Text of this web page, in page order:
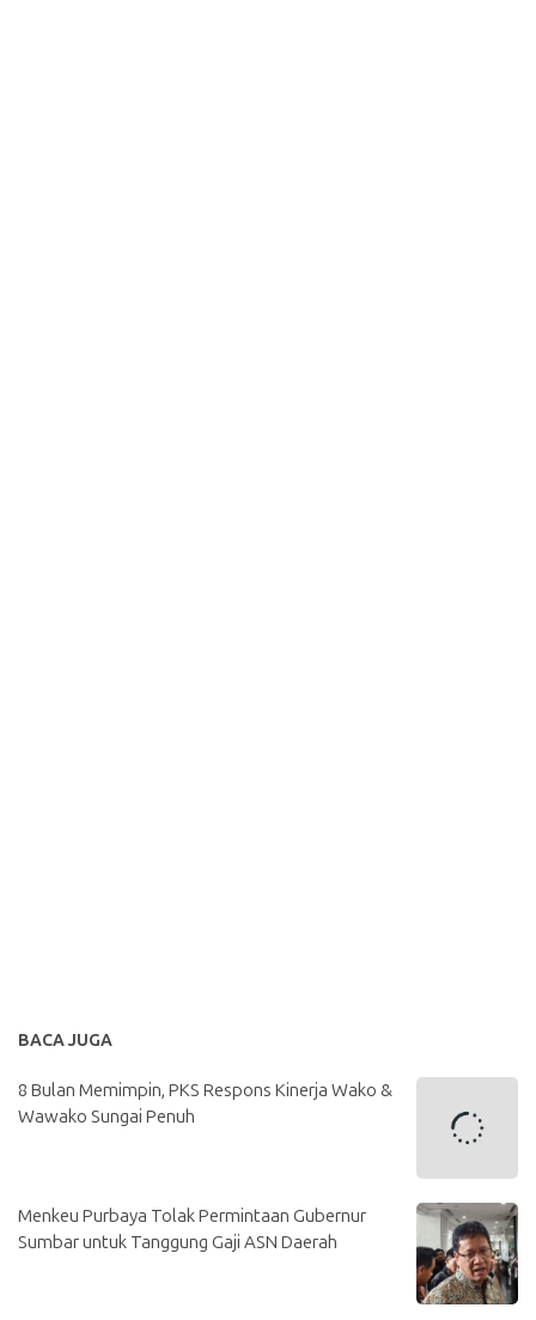
BACA JUGA
8 Bulan Memimpin, PKS Respons Kinerja Wako &
Wawako Sungai Penuh
Menkeu Purbaya Tolak Permintaan Gubernur
Sumbar untuk Tanggung Gaji ASN Daerah